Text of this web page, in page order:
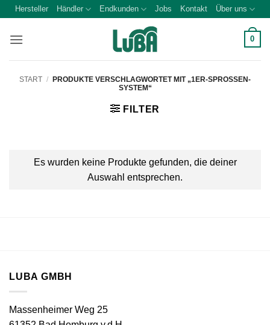
Zum
springen
Hersteller Händler Endkunden Jobs Kontakt Über uns
0
START /
PRODUKTE VERSCHLAGWORTET MIT „1ER-SPROSSEN-
SYSTEM“
FILTER
Es wurden keine Produkte gefunden, die deiner
Auswahl entsprechen.
LUBA GMBH
Massenheimer Weg 25